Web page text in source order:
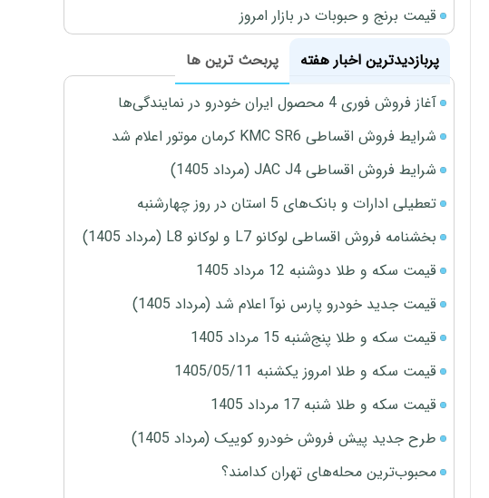
قیمت برنج و حبوبات در بازار امروز
پربازدیدترین اخبار هفته
پربحث ترین ها
آغاز فروش فوری 4 محصول ایران خودرو در نمایندگی‌ها
شرایط فروش اقساطی KMC SR6 کرمان موتور اعلام شد
شرایط فروش اقساطی JAC J4 (مرداد 1405)
تعطیلی ادارات و بانک‌های 5 استان در روز چهارشنبه
بخشنامه فروش اقساطی لوکانو L7 و لوکانو L8 (مرداد 1405)
قیمت سکه و طلا دوشنبه 12 مرداد 1405
قیمت جدید خودرو پارس نوآ اعلام شد (مرداد 1405)
قیمت سکه و طلا پنج‌شنبه 15 مرداد 1405
قیمت سکه و طلا امروز یکشنبه 1405/05/11
قیمت سکه و طلا شنبه 17 مرداد 1405
طرح جدید پیش فروش خودرو کوییک (مرداد 1405)
محبوب‌ترین محله‌های تهران کدامند؟